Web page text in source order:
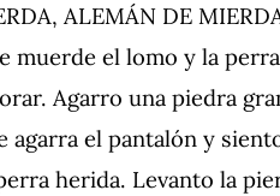
ALEMÁN DE
muerde el lomo y la
Agarro una piedra
agarra el pantalón y
herida. Levanto la